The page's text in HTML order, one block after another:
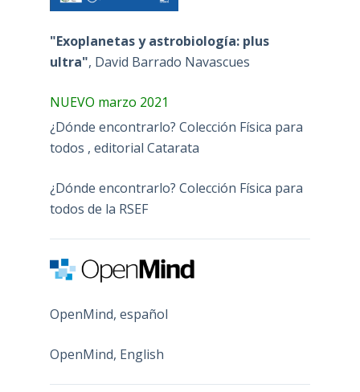
"Exoplanetas y astrobiología: plus
ultra", David Barrado Navascues
NUEVO marzo 2021
¿Dónde encontrarlo? Colección Física para
todos , editorial Catarata
¿Dónde encontrarlo? Colección Física para
todos de la RSEF
OpenMind, español
OpenMind, English